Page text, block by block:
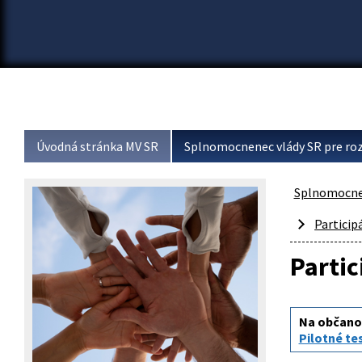
Úvodná stránka MV SR Splnomocnenec vlády SR pre
Na
Pilotné